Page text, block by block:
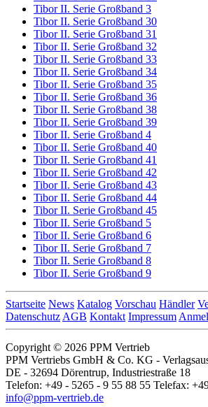
Tibor II. Serie Großband 3
Tibor II. Serie Großband 30
Tibor II. Serie Großband 31
Tibor II. Serie Großband 32
Tibor II. Serie Großband 33
Tibor II. Serie Großband 34
Tibor II. Serie Großband 35
Tibor II. Serie Großband 36
Tibor II. Serie Großband 38
Tibor II. Serie Großband 39
Tibor II. Serie Großband 4
Tibor II. Serie Großband 40
Tibor II. Serie Großband 41
Tibor II. Serie Großband 42
Tibor II. Serie Großband 43
Tibor II. Serie Großband 44
Tibor II. Serie Großband 45
Tibor II. Serie Großband 5
Tibor II. Serie Großband 6
Tibor II. Serie Großband 7
Tibor II. Serie Großband 8
Tibor II. Serie Großband 9
Startseite News Katalog Vorschau Händler
Datenschutz AGB Kontakt Impressum
Copyright © 2026 PPM Vertrieb
PPM Vertriebs GmbH & Co. KG -
DE - 32694 Dörentrup, Industriestraße 18
Telefon: +49 - 5265 - 9 55 88 55 Telefax:
info@ppm-vertrieb.de